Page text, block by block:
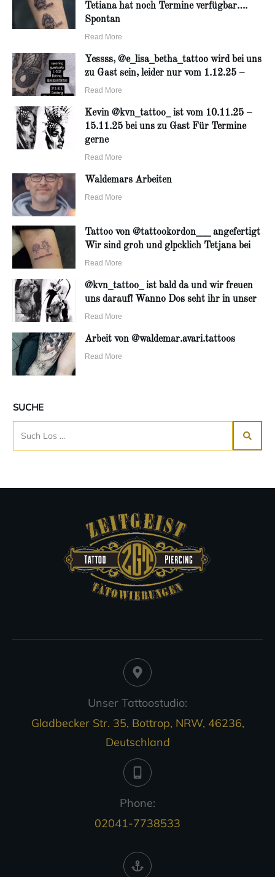
Tetiana hat noch Termine verfügbar….
Spontan
Read More
Yessss, @e_lisa_betha_tattoo wird bei uns
zu Gast sein, leider nur vom 1.12.25 –
Read More
Kevin @kvn_tattoo_ ist vom 10.11.25 –
15.11.25 bei uns zu Gast Für Termine
gerne
Read More
Waldemars Arbeiten
Read More
Tattoo von @tattookordon___ angefertigt
Wir sind groh und glpcklich Tetjana bei
Read More
@kvn_tattoo_ ist bald da und wir freuen
uns darauf! Wanno Dos seht ihr in unser
Read More
Arbeit von @waldemar.avari.tattoos
Read More
SUCHE
Unser Tattoostudio:
Gladbecker Str. 35, Bottrop, NRW, 46236,
Deutschland
Phone:
02041-7738533